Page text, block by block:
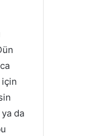
için
da